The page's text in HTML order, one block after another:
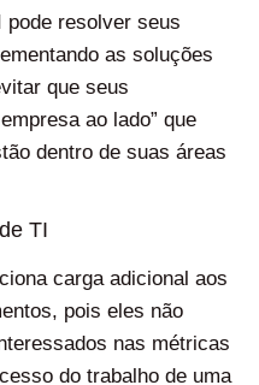
pode resolver seus
as soluções
que seus
ao lado” que
dentro de suas áreas
TI
carga adicional aos
pois eles não
​​nas métricas
do trabalho de uma